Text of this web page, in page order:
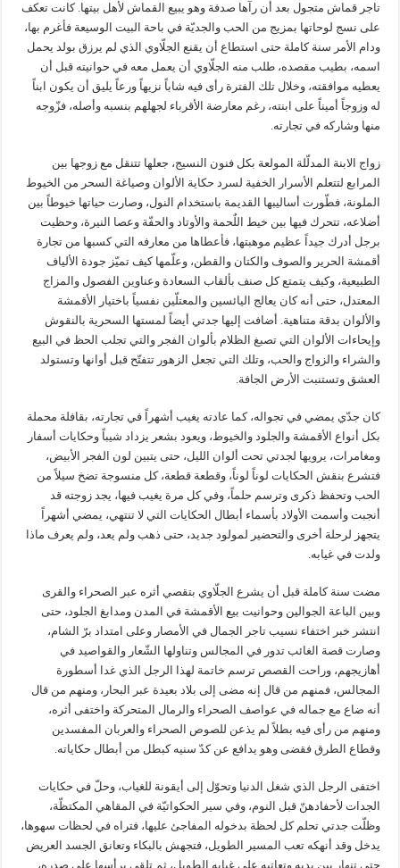
تاجر قماش متجول بعد أن رآها صدفة وهو يبيع القماش لأهل بيتها. كانت تعكف
على نسج لوحاتها بمزيج من الحب والجديّة في باحة البيت الوسيعة فأغرم بها،
ودام الأمر سنة كاملة حتى استطاع أن يقنع الجلّاوي الذي لم يرزق بولد يحمل
اسمه، بطيب مقصده، طلب منه الجلّاوي أن يعمل معه في حوانيته قبل أن
يعطيه موافقته، وخلال تلك الفترة رأى فيه شاباً نزيهاً ورعاً يليق أن يكون ابناً
له وزوجاً أميناً على ابنته، رغم معارضة الأقرباء لجهلهم بنسبه وأصله، فزّوجه
منها وشاركه في تجارته.
زواج الابنة المدلّلة المولعة بكل فنون النسيج، جعلها تتنقل مع زوجها بين
المرابع لتتعلم الأسرار الخفية لسرد حكاية الألوان وصياغة السحر من الخيوط
الملونة، فطّورت أساليبها القديمة باستخدام النول، وصارت حياتها خيوطاً بين
أضلاعه، تتحرك فيها بين خيط اللٌحمة والأوتاد والحفّة وعصا النيرة، وحظيت
برجل أدرك جيداً عظيم موهبتها، فأعطاها من معارفه التي كسبها من تجارة
أقمشة الحرير والصوف والكتان والقطن، وعلّمها كيف تميّز جودة الألياف
الطبيعية، وكيف يتمتع كل صنف بألقاب السعادة وعناوين الفصول والمزاج
المعتدل، حتى أنه كان يعالج اليائسين والمعتلّين نفسياً باختيار الأقمشة
والألوان بدقة متناهية. أضافت إليها جدتي أيضاً لمستها السحرية بالنقوش
وإيحاءات الألوان التي تصبغ الظلام بألوان الفجر والتي تجلب الحظ في البيع
والشراء والزواج والحب، وتلك التي تجعل الزهور تتفتّح قبل أوانها وتستولد
العشق وتستنبت الأرض الجافة.
كان جدّي يمضي في تجواله، كما عادته يغيب أشهراً في تجارته، بقافلة محملة
بكل أنواع الأقمشة والجلود والخيوط، ويعود بشعر يزداد شيباً وحكايات أسفار
ومغامرات، يرويها لجدتي تحت ألوان الليل، حتى يتبين لون الفجر الأبيض،
فتشرع بنقش الحكايات لوناً لوناً، وقطعة قطعة، كل منسوجة تضخ سيلاً من
الحب وتحفظ ذكرى وترسم حلماً، وفي كل مرة يغيب فيها، يجد زوجته قد
أنجبت وأسمت الأولاد بأسماء أبطال الحكايات التي لا تنتهي، يمضي أشهراً
يتجهز لرحلة أخرى والتحضير لمولود جديد، حتى ذهب ولم يعد، ولم يعرف ماذا
ولدت في غيابه.
مضت سنة كاملة قبل أن يشرع الجلّاوي بتقصي أثره عبر الصحراء والقرى
وبين الباعة الجوالين وحوانيت بيع الأقمشة في المدن ومدابغ الجلود، حتى
انتشر خبر اختفاء نسيب تاجر الجمال في الأمصار وعلى امتداد برّ الشام،
وصارت قصة الغائب تدور في المجالس وتناولها الشّعار والقواصيد في
أهازيجهم، وراحت القصص ترسم خاتمة لهذا الرجل الذي غدا أسطورة
المجالس، فمنهم من قال إنه مضى إلى بلاد بعيدة عبر البحار، ومنهم من قال
أنه ضاع مع جماله في عواصف الصحراء والرمال المتحركة واختفى أثره،
ومنهم من رأى فيه بطلاً لم يذعن للصوص الصحراء والعربان المفسدين
وقطاع الطرق فقضى وهو يدافع عن كدّ سنيه كبطل من أبطال حكاياته.
اختفى الرجل الذي شغل الدنيا وتحوّل إلى أيقونة للغياب، وحلّ في حكايات
الجدات لأحفادهنّ قبل النوم، وفي سير الحكواتيّة في المقاهي المكتظّة،
وظلّت جدتي تحلم كل لحظة بدخوله المفاجئ عليها، فتراه في لحظات سهوها،
يدخل وقد أنهكه تعب المسير الطويل، فتجهش بالبكاء وتعانق الجسد العريض
حتى تنهار بين يديه وتعاتبه على غيابه الطويل، ثم تلقي برأسها على صدره،